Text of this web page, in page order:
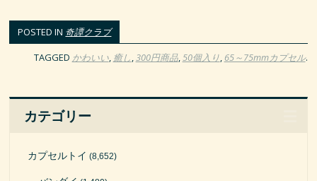
POSTED IN 奇譚クラブ
TAGGED かわいい, 癒し,300円商品,50個入り, 65～75mmカプセル.
カテゴリー
カプセルトイ (8,652)